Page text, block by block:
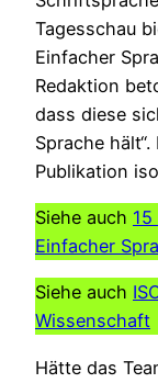
Tagesschau
Einfacher
Redaktion
dass diese
Sprache
Publikation
Siehe auch
Einfacher
Siehe auch
Wissenschaft
Hätte das